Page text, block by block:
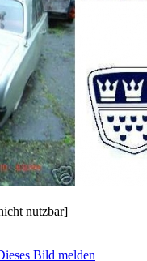
nutzbar]